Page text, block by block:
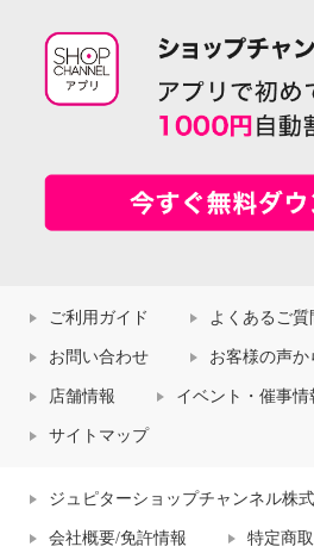
ご利用ガイド よくあるご質
お問い合わせ お客様の声か
店舗情報 イベント・催事情
サイトマップ
ジュピターショップチャンネル株
会社概要/免許情報 特定商